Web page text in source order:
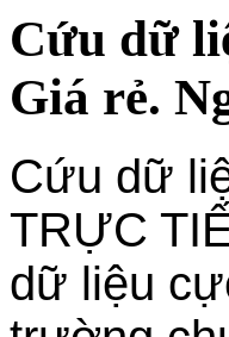
Cứu dữ
Giá rẻ.
Cứu dữ
TRỰC
dữ liệu